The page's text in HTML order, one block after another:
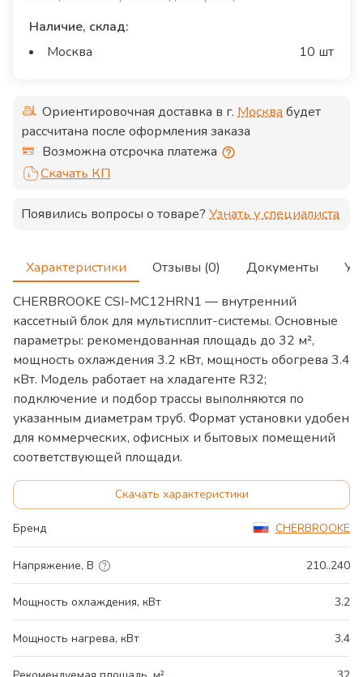
Наличие, склад:
Москва
10 шт
Ориентировочная доставка в г. Москвабудет
рассчитана после оформления заказа
Возможна отсрочка платежа
Скачать КП
Появились вопросы о товаре? Узнать у специалиста
Характеристики Отзывы (0) Документы
CHERBROOKE CSI-MC12HRN1 — внутренний
кассетный блок для мультисплит-системы. Основные
параметры: рекомендованная площадь до 32 м²,
мощность охлаждения 3.2 кВт, мощность обогрева 3.4
кВт. Модель работает на хладагенте R32;
подключение и подбор трассы выполняются по
указанным диаметрам труб. Формат установки удобен
для коммерческих, офисных и бытовых помещений
соответствующей площади.
Скачать характеристики
Бренд CHERBROOKE
Напряжение, В 210..240
Мощность охлаждения, кВт 3.2
Мощность нагрева, кВт 3.4